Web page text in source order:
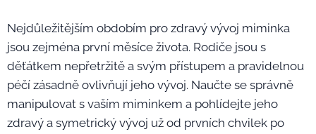
Nejdůležitějším obdobím pro zdravý vývoj miminka
jsou zejména první měsíce života. Rodiče jsou s
děťátkem nepřetržitě a svým přístupem a pravidelnou
péčí zásadně ovlivňují jeho vývoj. Naučte se správně
manipulovat s vaším miminkem a pohlídejte jeho
zdravý a symetrický vývoj už od prvních chvilek po